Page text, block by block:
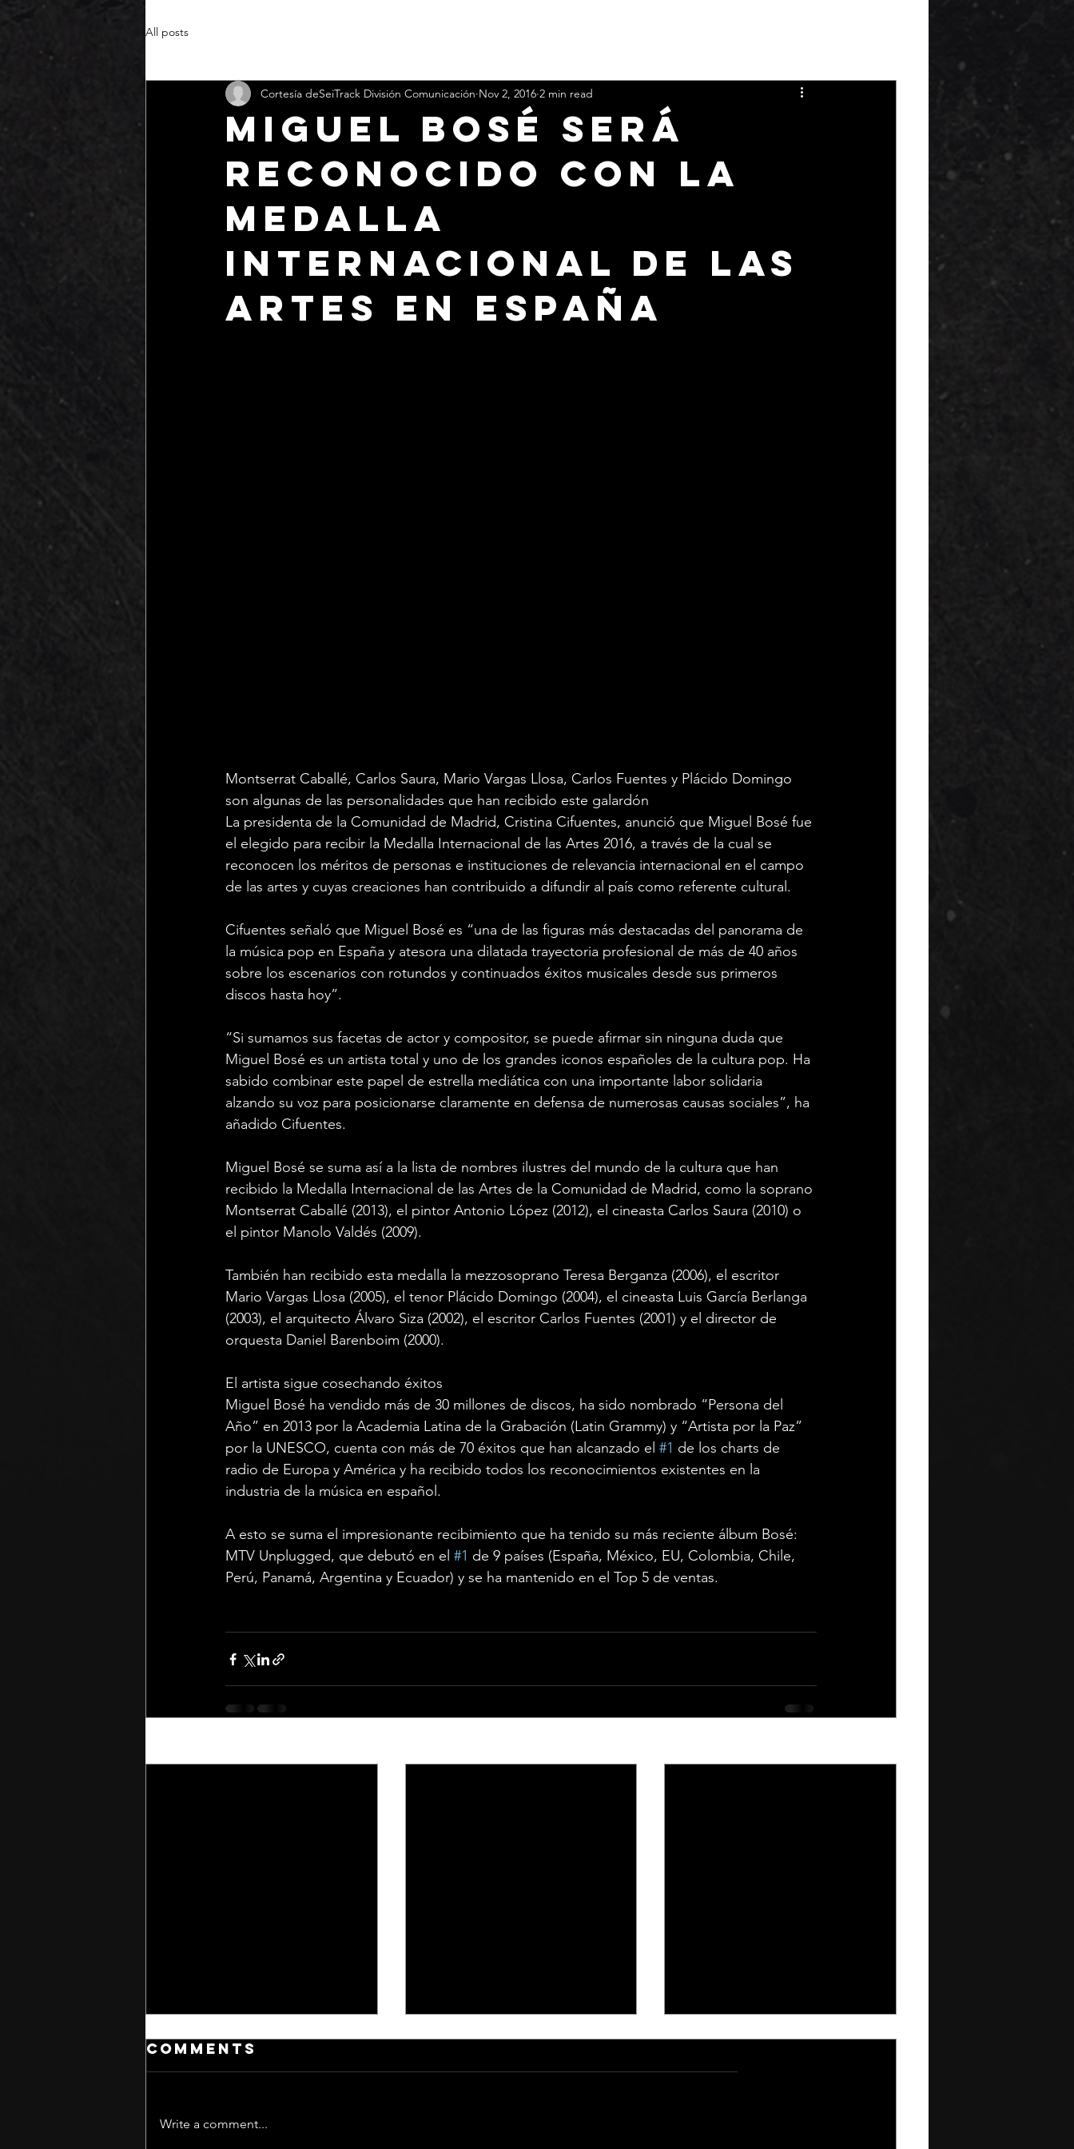
All posts
MIGUEL BOSÉ Será
reconocido con la
Medalla
Internacional de las
Artes en España
Cortesía deSeiTrack División Comunicación Nov 2, 2016 2 min read
Montserrat Caballé, Carlos Saura, Mario Vargas Llosa, Carlos Fuentes y Plácido Domingo
son algunas de las personalidades que han recibido este galardón
La presidenta de la Comunidad de Madrid, Cristina Cifuentes, anunció que Miguel Bosé fue
el elegido para recibir la Medalla Internacional de las Artes 2016, a través de la cual se
reconocen los méritos de personas e instituciones de relevancia internacional en el campo
de las artes y cuyas creaciones han contribuido a difundir al país como referente cultural.
Cifuentes señaló que Miguel Bosé es “una de las figuras más destacadas del panorama de
la música pop en España y atesora una dilatada trayectoria profesional de más de 40 años
sobre los escenarios con rotundos y continuados éxitos musicales desde sus primeros
discos hasta hoy”.
“Si sumamos sus facetas de actor y compositor, se puede afirmar sin ninguna duda que
Miguel Bosé es un artista total y uno de los grandes iconos españoles de la cultura pop. Ha
sabido combinar este papel de estrella mediática con una importante labor solidaria
alzando su voz para posicionarse claramente en defensa de numerosas causas sociales”, ha
añadido Cifuentes.
Miguel Bosé se suma así a la lista de nombres ilustres del mundo de la cultura que han
recibido la Medalla Internacional de las Artes de la Comunidad de Madrid, como la soprano
Montserrat Caballé (2013), el pintor Antonio López (2012), el cineasta Carlos Saura (2010) o
el pintor Manolo Valdés (2009).
También han recibido esta medalla la mezzosoprano Teresa Berganza (2006), el escritor
Mario Vargas Llosa (2005), el tenor Plácido Domingo (2004), el cineasta Luis García Berlanga
(2003), el arquitecto Álvaro Siza (2002), el escritor Carlos Fuentes (2001) y el director de
orquesta Daniel Barenboim (2000).
El artista sigue cosechando éxitos
Miguel Bosé ha vendido más de 30 millones de discos, ha sido nombrado “Persona del
Año” en 2013 por la Academia Latina de la Grabación (Latin Grammy) y “Artista por la Paz”
por la UNESCO, cuenta con más de 70 éxitos que han alcanzado el #1 de los charts de
radio de Europa y América y ha recibido todos los reconocimientos existentes en la
industria de la música en español.
A esto se suma el impresionante recibimiento que ha tenido su más reciente álbum Bosé:
MTV Unplugged, que debutó en el #1 de 9 países (España, México, EU, Colombia, Chile,
Perú, Panamá, Argentina y Ecuador) y se ha mantenido en el Top 5 de ventas.
Comments
Write a comment...